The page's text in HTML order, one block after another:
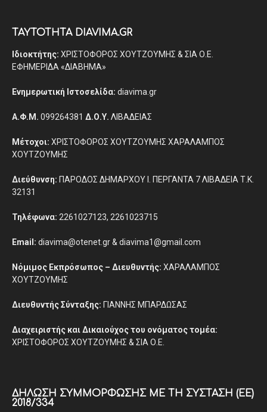
ΤΑΥΤΟΤΗΤΑ DIAVIMA.GR
Ιδιοκτήτης: ΧΡΙΣΤΟΦΟΡΟΣ ΧΟΥΤΖΟΥΜΗΣ & ΣΙΑ Ο.Ε.
ΕΦΗΜΕΡΙΔΑ «ΔΙΑΒΗΜΑ»
Ενημερωτική Ιστοσελίδα: diavima.gr
Α.Φ.Μ. 099264381 Δ.Ο.Υ. ΛΙΒΑΔΕΙΑΣ
Μέτοχοι: ΧΡΙΣΤΟΦΟΡΟΣ ΧΟΥΤΖΟΥΜΗΣ ΧΑΡΑΛΑΜΠΟΣ
ΧΟΥΤΖΟΥΜΗΣ
Διεύθυνση: ΠΑΡΟΔΟΣ ΔΗΜΑΡΧΟΥ Ι. ΠΕΡΓΑΝΤΑ 7 ΛΙΒΑΔΕΙΑ Τ.Κ.
32131
Τηλέφωνα: 2261027123, 2261023715
Email: diavima@otenet.gr & diavima1@gmail.com
Νόμιμος Εκπρόσωπος – Διευθυντής: ΧΑΡΑΛΑΜΠΟΣ
ΧΟΥΤΖΟΥΜΗΣ
Διευθυντής Σύνταξης: ΓΙΑΝΝΗΣ ΜΠΑΡΔΩΣΑΣ
Διαχειριστής και Δικαιούχος του ονόματος τομέα:
ΧΡΙΣΤΟΦΟΡΟΣ ΧΟΥΤΖΟΥΜΗΣ & ΣΙΑ Ο.Ε.
ΔΉΛΩΣΗ ΣΥΜΜΌΡΦΩΣΗΣ ΜΕ ΤΗ ΣΎΣΤΑΣΗ (ΕΕ)
2018/334